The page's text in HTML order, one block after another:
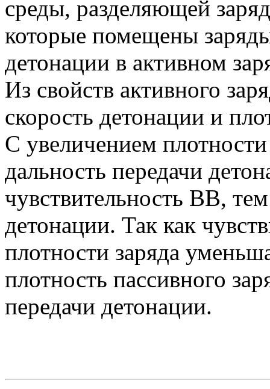
среды, разделяющей
которые помещены
детонации в активном
Из свойств активного
скорость детонации и
С увеличением плотности
дальность передачи
чувствительность ВВ,
детонации. Так как
плотности заряда
плотность пассивного
передачи детонации.